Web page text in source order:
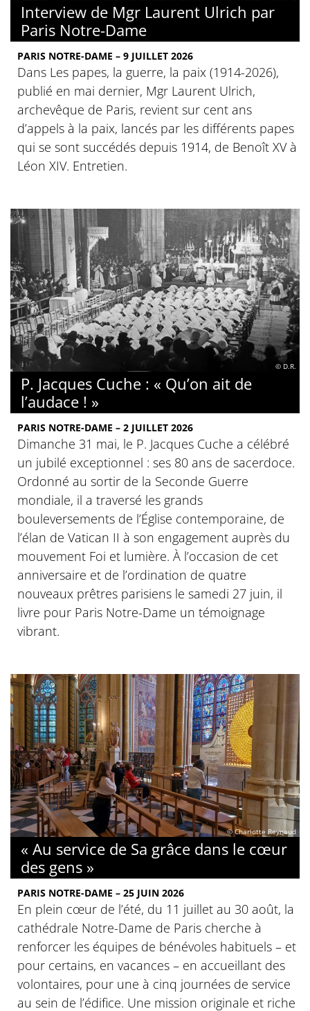
Interview de Mgr Laurent Ulrich par
Paris Notre-Dame
PARIS NOTRE-DAME – 9 JUILLET 2026
Dans Les papes, la guerre, la paix (1914-2026),
publié en mai dernier, Mgr Laurent Ulrich,
archevêque de Paris, revient sur cent ans
d’appels à la paix, lancés par les différents papes
qui se sont succédés depuis 1914, de Benoît XV à
Léon XIV. Entretien.
© D.R.
P. Jacques Cuche : « Qu’on ait de
l’audace ! »
PARIS NOTRE-DAME – 2 JUILLET 2026
Dimanche 31 mai, le P. Jacques Cuche a célébré
un jubilé exceptionnel : ses 80 ans de sacerdoce.
Ordonné au sortir de la Seconde Guerre
mondiale, il a traversé les grands
bouleversements de l’Église contemporaine, de
l’élan de Vatican II à son engagement auprès du
mouvement Foi et lumière. À l’occasion de cet
anniversaire et de l’ordination de quatre
nouveaux prêtres parisiens le samedi 27 juin, il
livre pour Paris Notre-Dame un témoignage
vibrant.
© Charlotte Reynaud
« Au service de Sa grâce dans le cœur
des gens »
PARIS NOTRE-DAME – 25 JUIN 2026
En plein cœur de l’été, du 11 juillet au 30 août, la
cathédrale Notre-Dame de Paris cherche à
renforcer les équipes de bénévoles habituels – et
pour certains, en vacances – en accueillant des
volontaires, pour une à cinq journées de service
au sein de l’édifice. Une mission originale et riche